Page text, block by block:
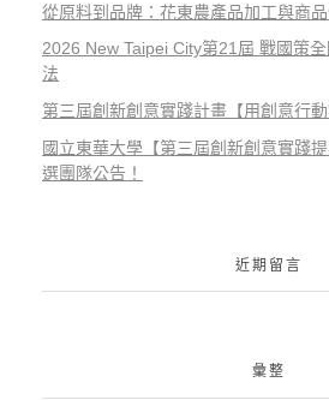
從原料到品牌：花東農產品加工與商
2026 New Taipei City第21屆 戰國策
法
第三屆創新創意實踐計畫【用創意行
國立東華大學【第三屆創新創意實踐
選團隊公告！
近期留言
彙整